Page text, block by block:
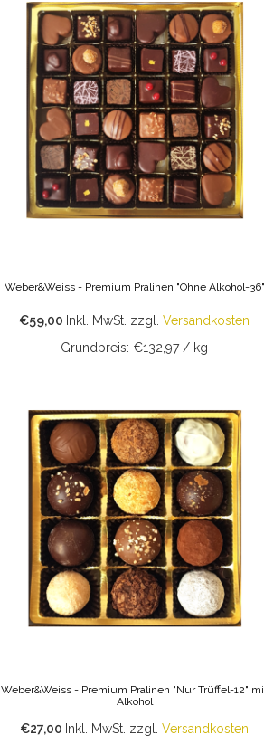
Weber&Weiss - Premium Pralinen "Ohne Alkohol-36"
€59,00 Inkl. MwSt. zzgl. Versandkosten
Grundpreis: €132,97 / kg
Weber&Weiss - Premium Pralinen "Nur Trüffel-12"
Alkohol
€27,00 Inkl. MwSt. zzgl. Versandkosten